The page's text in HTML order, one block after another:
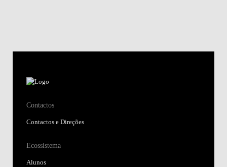
Contactos
Contactos e Direções
Ecossistema
Alunos